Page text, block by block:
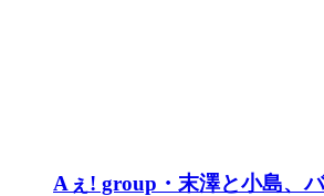
Aぇ! group・末澤と小島、